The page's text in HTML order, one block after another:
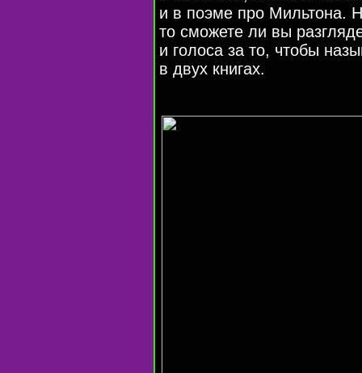
и в поэме про Мильтона.
то сможете ли вы
и голоса за то, чтобы
в двух книгах.